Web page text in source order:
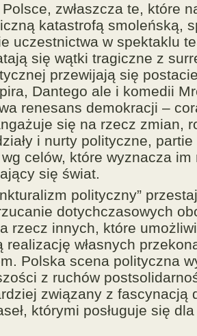
zwłaszcza te, które
katastrofą smoleńską,
uczestnictwa w spektaklu
się wątki tragiczne z
przewijają się
Dantego ale i komedii
renesans demokracji –
się na rzecz zmian,
i nurty polityczne,
celów, które wyznacza im
się świat.
polityczny”
dotychczasowych
rzecz innych, które
realizację własnych
Polska scena polityczna
z ruchów
związany z fascynacją
którymi posługuje się